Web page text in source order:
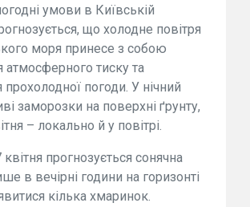
умови в Київській
що холодне повітря
моря принесе з собою
атмосферного тиску та
погоди. У нічний
заморозки на поверхні ґрунту,
– локально й у повітрі.
прогнозується сонячна
в вечірні години на горизонті
кілька хмаринок.